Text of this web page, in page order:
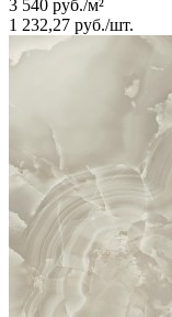
3 540 руб./м²
1 232,27 руб./шт.